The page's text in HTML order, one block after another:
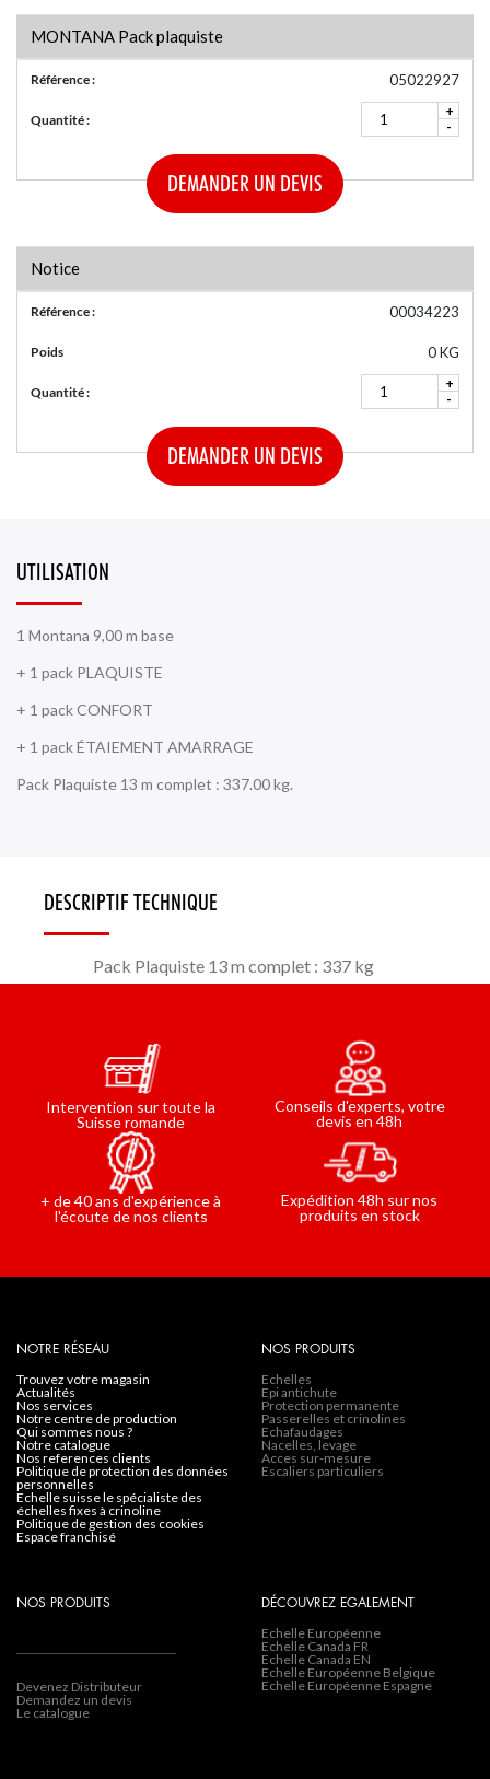
MONTANA Pack plaquiste
Référence : 05022927
Quantité :
+
-
DEMANDER UN DEVIS
Notice
Référence : 00034223
Poids 0 KG
Quantité :
+
-
DEMANDER UN DEVIS
UTILISATION
1 Montana 9,00 m base
+ 1 pack PLAQUISTE
+ 1 pack CONFORT
+ 1 pack ÉTAIEMENT AMARRAGE
Pack Plaquiste 13 m complet : 337.00 kg.
DESCRIPTIF TECHNIQUE
Pack Plaquiste 13 m complet : 337 kg
Intervention sur toute la
Suisse romande
Conseils d'experts, votre
devis en 48h
+ de 40 ans d'expérience à
l'écoute de nos clients
Expédition 48h sur nos
produits en stock
NOTRE RÉSEAU
trouvez votre magasin
actualités
nos services
notre centre de production
qui sommes nous ?
notre catalogue
nos references clients
politique de protection des données
personnelles
echelle suisse le spécialiste des
échelles fixes à crinoline
politique de gestion des cookies
espace franchisé
NOS PRODUITS
Echelles
Epi antichute
Protection permanente
Passerelles et crinolines
Echafaudages
Nacelles, levage
Acces sur-mesure
Escaliers particuliers
NOS PRODUITS
Devenez Distributeur
Demandez un devis
Le catalogue
DÉCOUVREZ EGALEMENT
Echelle Européenne
Echelle Canada FR
Echelle Canada EN
Echelle Européenne Belgique
Echelle Européenne Espagne